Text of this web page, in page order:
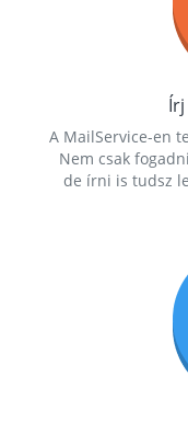
A MailService-en
Nem csak
de írni is tudsz